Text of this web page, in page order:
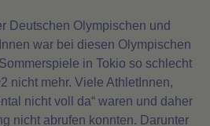
Deutschen Olympischen und
war bei diesen Olympischen
in Tokio so schlecht
nicht mehr. Viele AthletInnen,
nicht voll da“ waren und daher
nicht abrufen konnten. Darunter